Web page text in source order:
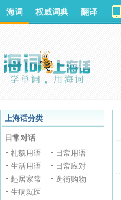
海词 权威词典 翻译
上海话分类
日常对话
礼貌用语
日常用语
生活用语
日常应对
起居家常
逛街购物
生病就医